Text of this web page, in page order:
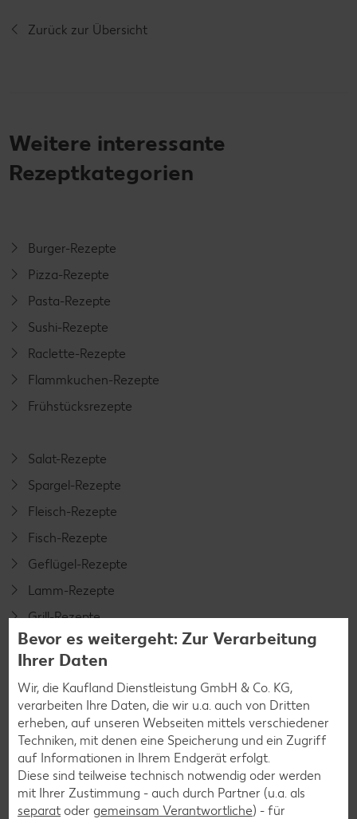
Zurück zur Übersicht
Weitere interessante
Rezeptkategorien
Burger-Rezepte
Pizza-Rezepte
Pasta-Rezepte
Sushi-Rezepte
Raclette-Rezepte
Flammkuchen-Rezepte
Frühstücksrezepte
Salat-Rezepte
Spargel-Rezepte
Fleisch-Rezepte
Fisch-Rezepte
Geflügel-Rezepte
Lamm-Rezepte
Grill-Rezepte
Muffin-Rezepte
Apfelkuchen-Rezepte
Schokokuchen-Rezepte
Torten-Rezepte
Eis-Rezepte
Pfannkuchen-Rezepte
Bevor es weitergeht: Zur Verarbeitung
Ihrer Daten
Wir, die Kaufland Dienstleistung GmbH & Co. KG,
verarbeiten Ihre Daten, die wir u.a. auch von Dritten
erheben, auf unseren Webseiten mittels verschiedener
Techniken, mit denen eine Speicherung und ein Zugriff
auf Informationen in Ihrem Endgerät erfolgt.
Diese sind teilweise technisch notwendig oder werden
mit Ihrer Zustimmung - auch durch Partner (u.a. als
separat oder gemeinsam Verantwortliche) - für